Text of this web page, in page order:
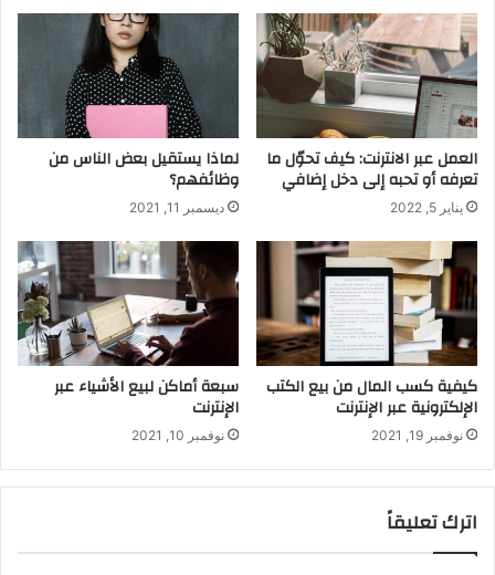
العمل عبر الانترنت: كيف تحوّل ما
تعرفه أو تحبه إلى دخل إضافي
يناير 5, 2022
لماذا يستقيل بعض الناس من
وظائفهم؟
ديسمبر 11, 2021
كيفية كسب المال من بيع الكتب
الإلكترونية عبر الإنترنت
نوفمبر 19, 2021
سبعة أماكن لبيع الأشياء عبر
الإنترنت
نوفمبر 10, 2021
اترك تعليقاً